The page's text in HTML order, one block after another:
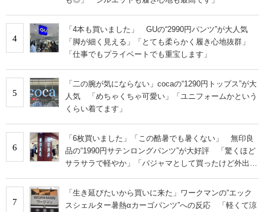
4
「4本も買いました」 GUの“2990円パンツ”が大人気
「脚が細く見える」「とても柔らかく履き心地抜群」
「仕事でもプライベートでも重宝します」
5
「二の腕が気にならない」cocaの“1290円トップス”が大
人気 「めちゃくちゃ可愛い」「ユニフォームかという
くらい着てます」
6
「6枚買いました」「この酷暑でも暑くない」 無印良
品の“1990円サテンロングパンツ”が大好評 「驚くほど
サラサラで軽やか」「パジャマとして買ったけど外出用
7
「生き延びたいから買いに来た」ワークマンの“エック
スシェルター暑熱αカーゴパンツ”への反応 「軽くて涼